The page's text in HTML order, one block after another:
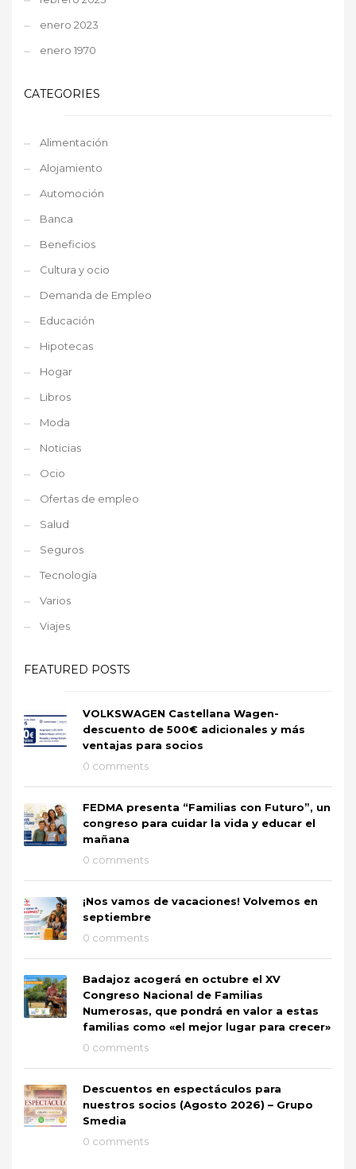
enero 2023
enero 1970
CATEGORIES
Alimentación
Alojamiento
Automoción
Banca
Beneficios
Cultura y ocio
Demanda de Empleo
Educación
Hipotecas
Hogar
Libros
Moda
Noticias
Ocio
Ofertas de empleo
Salud
Seguros
Tecnología
Varios
Viajes
FEATURED POSTS
VOLKSWAGEN Castellana Wagen-
descuento de 500€ adicionales y más
ventajas para socios
0 comments
FEDMA presenta “Familias con Futuro”, un
congreso para cuidar la vida y educar el
mañana
0 comments
¡Nos vamos de vacaciones! Volvemos en
septiembre
0 comments
Badajoz acogerá en octubre el XV
Congreso Nacional de Familias
Numerosas, que pondrá en valor a estas
familias como «el mejor lugar para crecer»
0 comments
Descuentos en espectáculos para
nuestros socios (Agosto 2026) – Grupo
Smedia
0 comments